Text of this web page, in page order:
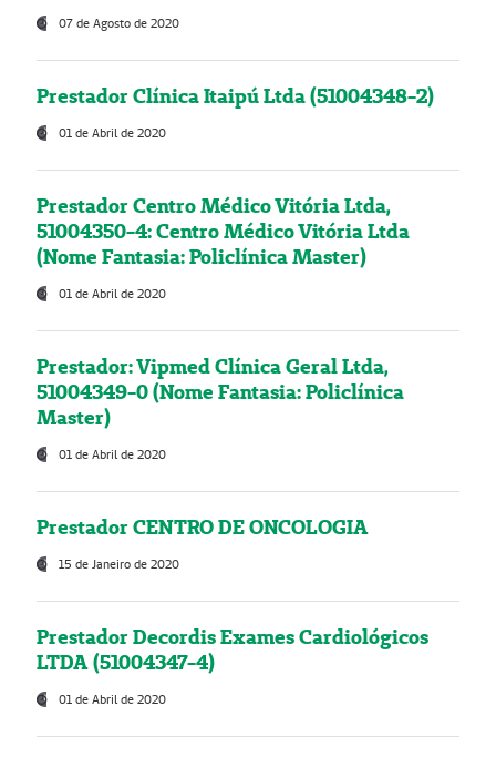
07 de Agosto de 2020
Prestador Clínica Itaipú Ltda (51004348-2)
01 de Abril de 2020
Prestador Centro Médico Vitória Ltda,
51004350-4: Centro Médico Vitória Ltda
(Nome Fantasia: Policlínica Master)
01 de Abril de 2020
Prestador: Vipmed Clínica Geral Ltda,
51004349-0 (Nome Fantasia: Policlínica
Master)
01 de Abril de 2020
Prestador CENTRO DE ONCOLOGIA
15 de Janeiro de 2020
Prestador Decordis Exames Cardiológicos
LTDA (51004347-4)
01 de Abril de 2020